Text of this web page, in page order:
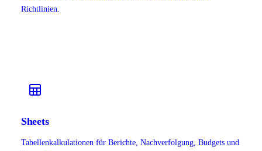
Richtlinien.
Sheets
Tabellenkalkulationen für Berichte, Nachverfolgung, Budgets und